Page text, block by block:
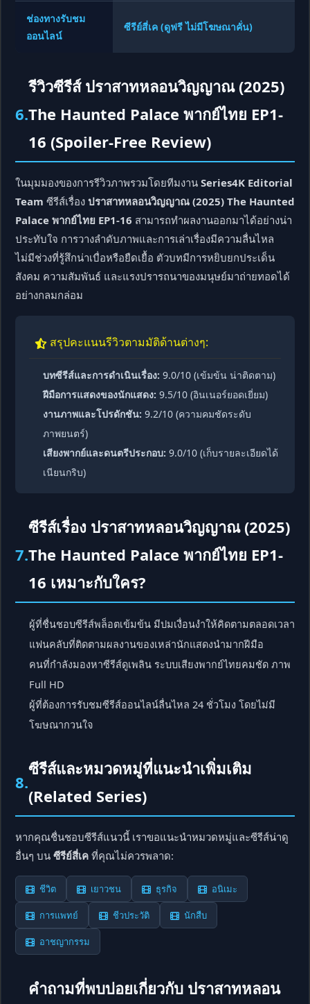
ช่องทางรับชม
ออนไลน์
ซีรีย์สี่เค (ดูฟรี ไม่มีโฆษณาคั่น)
6.
รีวิวซีรีส์ ปราสาทหลอนวิญญาณ (2025)
The Haunted Palace พากย์ไทย EP1-
16 (Spoiler-Free Review)
ในมุมมองของการรีวิวภาพรวมโดยทีมงาน Series4K Editorial
Team ซีรีส์เรื่อง ปราสาทหลอนวิญญาณ (2025) The Haunted
Palace พากย์ไทย EP1-16 สามารถทำผลงานออกมาได้อย่างน่า
ประทับใจ การวางลำดับภาพและการเล่าเรื่องมีความลื่นไหล
ไม่มีช่วงที่รู้สึกน่าเบื่อหรือยืดเยื้อ ตัวบทมีการหยิบยกประเด็น
สังคม ความสัมพันธ์ และแรงปรารถนาของมนุษย์มาถ่ายทอดได้
อย่างกลมกล่อม
สรุปคะแนนรีวิวตามมัติด้านต่างๆ:
บทซีรีส์และการดำเนินเรื่อง: 9.0/10 (เข้มข้น น่าติดตาม)
ฝีมือการแสดงของนักแสดง: 9.5/10 (อินเนอร์ยอดเยี่ยม)
งานภาพและโปรดักชัน: 9.2/10 (ความคมชัดระดับ
ภาพยนตร์)
เสียงพากย์และดนตรีประกอบ: 9.0/10 (เก็บรายละเอียดได้
เนียนกริบ)
7.
ซีรีส์เรื่อง ปราสาทหลอนวิญญาณ (2025)
The Haunted Palace พากย์ไทย EP1-
16 เหมาะกับใคร?
ผู้ที่ชื่นชอบซีรีส์พล็อตเข้มข้น มีปมเงื่อนงำให้คิดตามตลอดเวลา
แฟนคลับที่ติดตามผลงานของเหล่านักแสดงนำมากฝีมือ
คนที่กำลังมองหาซีรีส์ดูเพลิน ระบบเสียงพากย์ไทยคมชัด ภาพ
Full HD
ผู้ที่ต้องการรับชมซีรีส์ออนไลน์ลื่นไหล 24 ชั่วโมง โดยไม่มี
โฆษณากวนใจ
8.
ซีรีส์และหมวดหมู่ที่แนะนำเพิ่มเติม
(Related Series)
หากคุณชื่นชอบซีรีส์แนวนี้ เราขอแนะนำหมวดหมู่และซีรีส์น่าดู
อื่นๆ บน ซีรีย์สี่เค ที่คุณไม่ควรพลาด:
ชีวิต เยาวชน ธุรกิจ อนิเมะ
การแพทย์ ชีวประวัติ นักสืบ
อาชญากรรม
คำถามที่พบบ่อยเกี่ยวกับ ปราสาทหลอน